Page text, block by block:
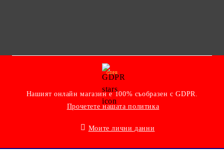
GDPR
Нашият онлайн магазин е 100% съобразен с GDPR.
Прочетете нашата политика
Моите лични данни